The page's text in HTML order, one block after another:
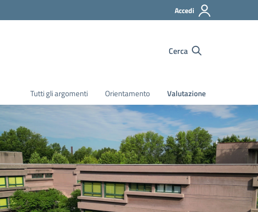
Accedi
Cerca
Tutti gli argomenti Orientamento Valutazione